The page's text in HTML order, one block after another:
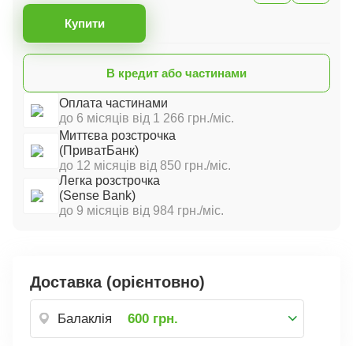
Купити
Оплата частинами
до 6 місяців від 1 266 грн./міс.
Миттєва розстрочка
(ПриватБанк)
до 12 місяців від 850 грн./міс.
Легка розстрочка
(Sense Bank)
до 9 місяців від 984 грн./міс.
В кредит або частинами
Доставка (орієнтовно)
Балаклія 600 грн.